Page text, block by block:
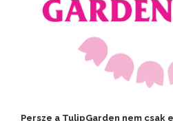
Persze a TulipGarden nem csak